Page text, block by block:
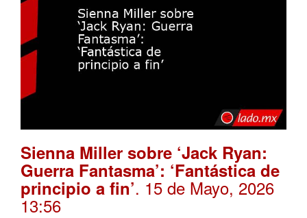
Sienna Miller sobre ‘Jack Ryan:
Guerra Fantasma’: ‘Fantástica de
principio a fin’. 15 de Mayo, 2026
13:56